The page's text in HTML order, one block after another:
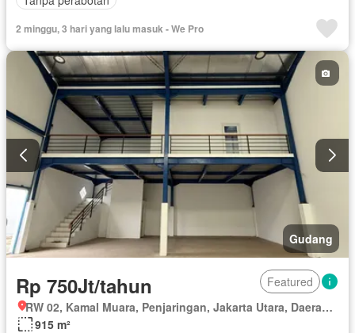
2 minggu, 3 hari yang lalu masuk - We Pro
Gudang
Rp 750Jt/tahun
Featured
RW 02, Kamal Muara, Penjaringan, Jakarta Utara, Daerah Khusus Ibukota Jakarta
915 m²